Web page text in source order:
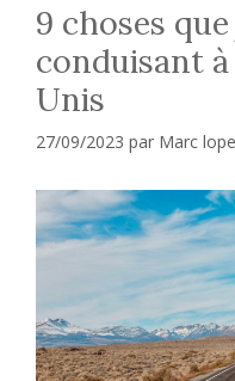
9 choses
conduisant
Unis
27/09/2023 par Marc